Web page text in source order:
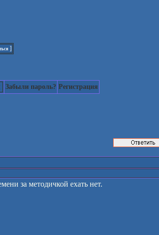
]
Забыли пароль? Регистрация
за методичкой ехать нет.